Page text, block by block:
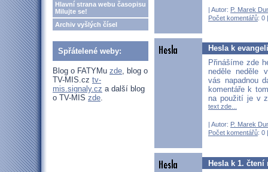
Hlavní strana webu časopisu
Milujte se!
Archiv vyšlých čísel
Spřátelené weby:
Blog o FATYMu zde, blog o
TV-MIS.cz tv-
mis.signaly.cz a další blog
o TV-MIS zde.
| Autor: P. Marek
Počet komentářů: 0
Hesla k
Přinášíme zde
neděle neděle
vás napadnou
komentáře k
na použití je v
text zde...
| Autor: P. Marek
Počet komentářů: 0
Hesla k 1.